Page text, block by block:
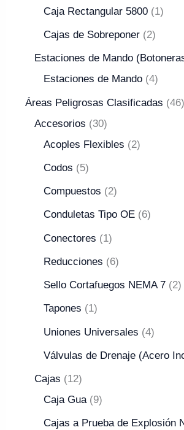
Caja Rectangular 5800 1
Cajas de Sobreponer 2
Estaciones de Mando
Estaciones de Mando 4
Áreas Peligrosas Clasificadas
46
Accesorios
30
Acoples Flexibles
2
Codos 5
Compuestos 2
Conduletas Tipo OE 6
Conectores 1
Reducciones 6
Sello Cortafuegos NEMA 7 2
Tapones 1
Uniones Universales 4
Válvulas de Drenaje (Acero
Cajas
12
Caja Gua
9
Cajas a Prueba de Explosión